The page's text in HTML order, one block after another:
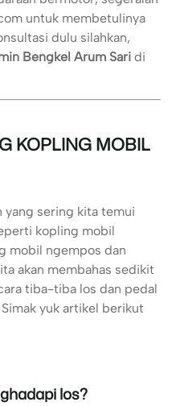
untuk membetulinya
dulu silahkan,
Bengkel Arum Sari di
KOPLING MOBIL
yang sering kita temui
kopling mobil
mobil ngempos dan
akan membahas sedikit
tiba-tiba los dan pedal
yuk artikel berikut
los?